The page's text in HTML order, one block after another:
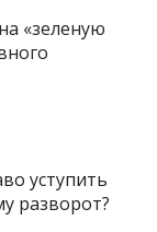
«зеленую
уступить
разворот?